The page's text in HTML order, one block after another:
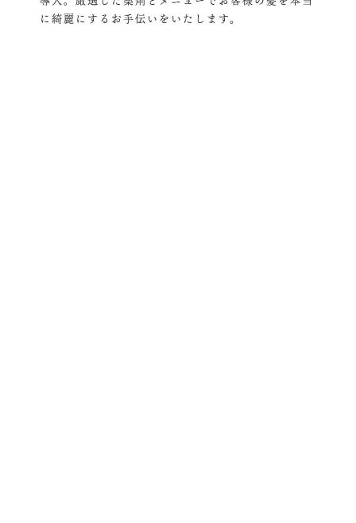
に綺麗にするお手伝いをいたします。